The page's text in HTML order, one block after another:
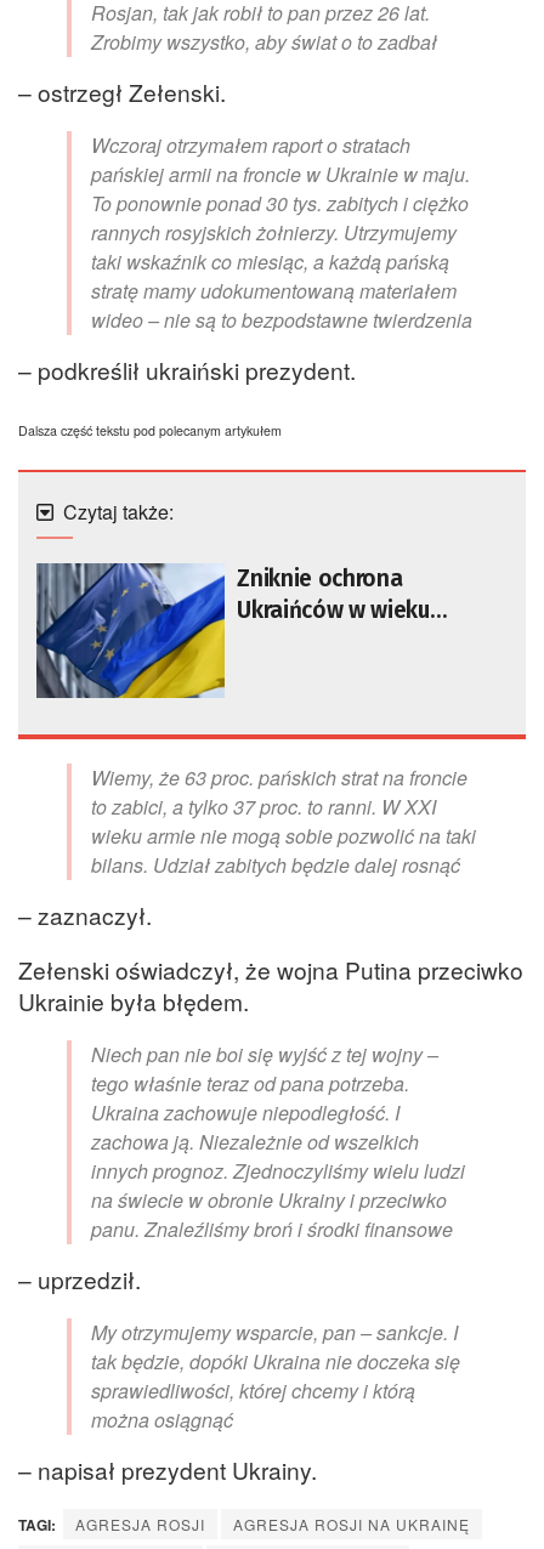
Rosjan, tak jak robił to pan przez 26 lat.
Zrobimy wszystko, aby świat o to zadbał
– ostrzegł Zełenski.
Wczoraj otrzymałem raport o stratach
pańskiej armii na froncie w Ukrainie w maju.
To ponownie ponad 30 tys. zabitych i ciężko
rannych rosyjskich żołnierzy. Utrzymujemy
taki wskaźnik co miesiąc, a każdą pańską
stratę mamy udokumentowaną materiałem
wideo – nie są to bezpodstawne twierdzenia
– podkreślił ukraiński prezydent.
Dalsza część tekstu pod polecanym artykułem
Czytaj także:
Zniknie ochrona
Ukraińców w wieku
Wiemy, że 63 proc. pańskich strat na froncie
to zabici, a tylko 37 proc. to ranni. W XXI
wieku armie nie mogą sobie pozwolić na taki
bilans. Udział zabitych będzie dalej rosnąć
– zaznaczył.
Zełenski oświadczył, że wojna Putina przeciwko
Ukrainie była błędem.
Niech pan nie boi się wyjść z tej wojny –
tego właśnie teraz od pana potrzeba.
Ukraina zachowuje niepodległość. I
zachowa ją. Niezależnie od wszelkich
innych prognoz. Zjednoczyliśmy wielu ludzi
na świecie w obronie Ukrainy i przeciwko
panu. Znaleźliśmy broń i środki finansowe
– uprzedził.
My otrzymujemy wsparcie, pan – sankcje. I
tak będzie, dopóki Ukraina nie doczeka się
sprawiedliwości, której chcemy i którą
można osiągnąć
– napisał prezydent Ukrainy.
TAGI: AGRESJA ROSJI
AGRESJA ROSJI NA UKRAINĘ